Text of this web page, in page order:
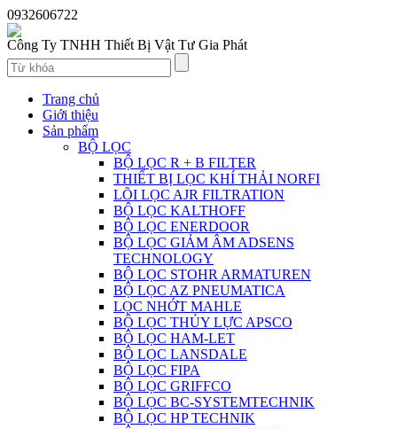
0932606722
Công Ty TNHH Thiết Bị Vật Tư Gia Phát
Trang chủ
Giới thiệu
Sản phẩm
BỘ LỌC
BỘ LỌC R + B FILTER
THIẾT BỊ LỌC KHÍ THẢI NORFI
LÕI LỌC AJR FILTRATION
BỘ LỌC KALTHOFF
BỘ LỌC ENERDOOR
BỘ LỌC GIẢM ÂM ADSENS
TECHNOLOGY
BỘ LỌC STOHR ARMATUREN
BỘ LỌC AZ PNEUMATICA
LỌC NHỚT MAHLE
BỘ LỌC THỦY LỰC APSCO
BỘ LỌC HAM-LET
BỘ LỌC LANSDALE
BỘ LỌC FIPA
BỘ LỌC GRIFFCO
BỘ LỌC BC-SYSTEMTECHNIK
BỘ LỌC HP TECHNIK